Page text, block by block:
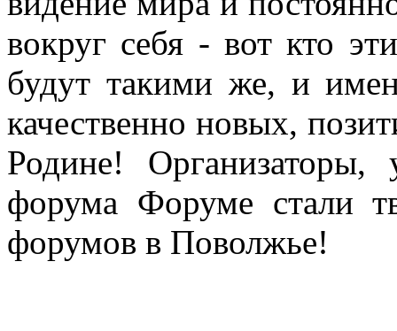
вокруг себя - вот кто
будут такими же, и
качественно новых,
Родине! Организаторы,
форума Форуме стали
форумов в Поволжье!